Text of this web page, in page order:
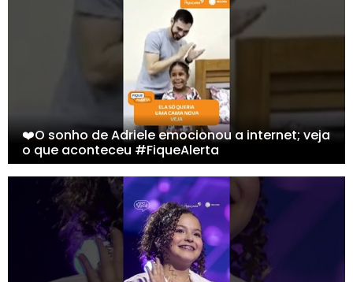
❤️O sonho de Adriele emocionou a internet; veja
o que aconteceu #FiqueAlerta